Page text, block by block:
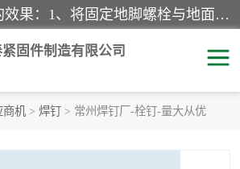
紧固件地脚螺栓的效果：1、将固定地脚螺栓与地面用水泥等物品灌溉在一起，可用来固定较小振荡和冲击的设备。2、活动地脚是一种可拆卸的地脚螺栓，可以固定有激烈振荡和冲击的大型机器设备。3、胀锚地脚螺栓用于固定比较简略且重量轻的设备，辅佐设备长期处于静止状态下。4、粘接地脚螺栓为一种使用广泛且常见的设备，它也是用来固定简略设备的小件。
固件制造有限公司
商机 > 焊钉 > 常州焊钉厂-栓钉-量大从优